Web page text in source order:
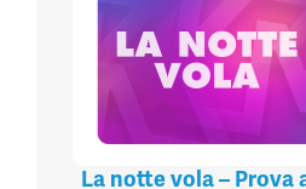
La notte vola – Prova